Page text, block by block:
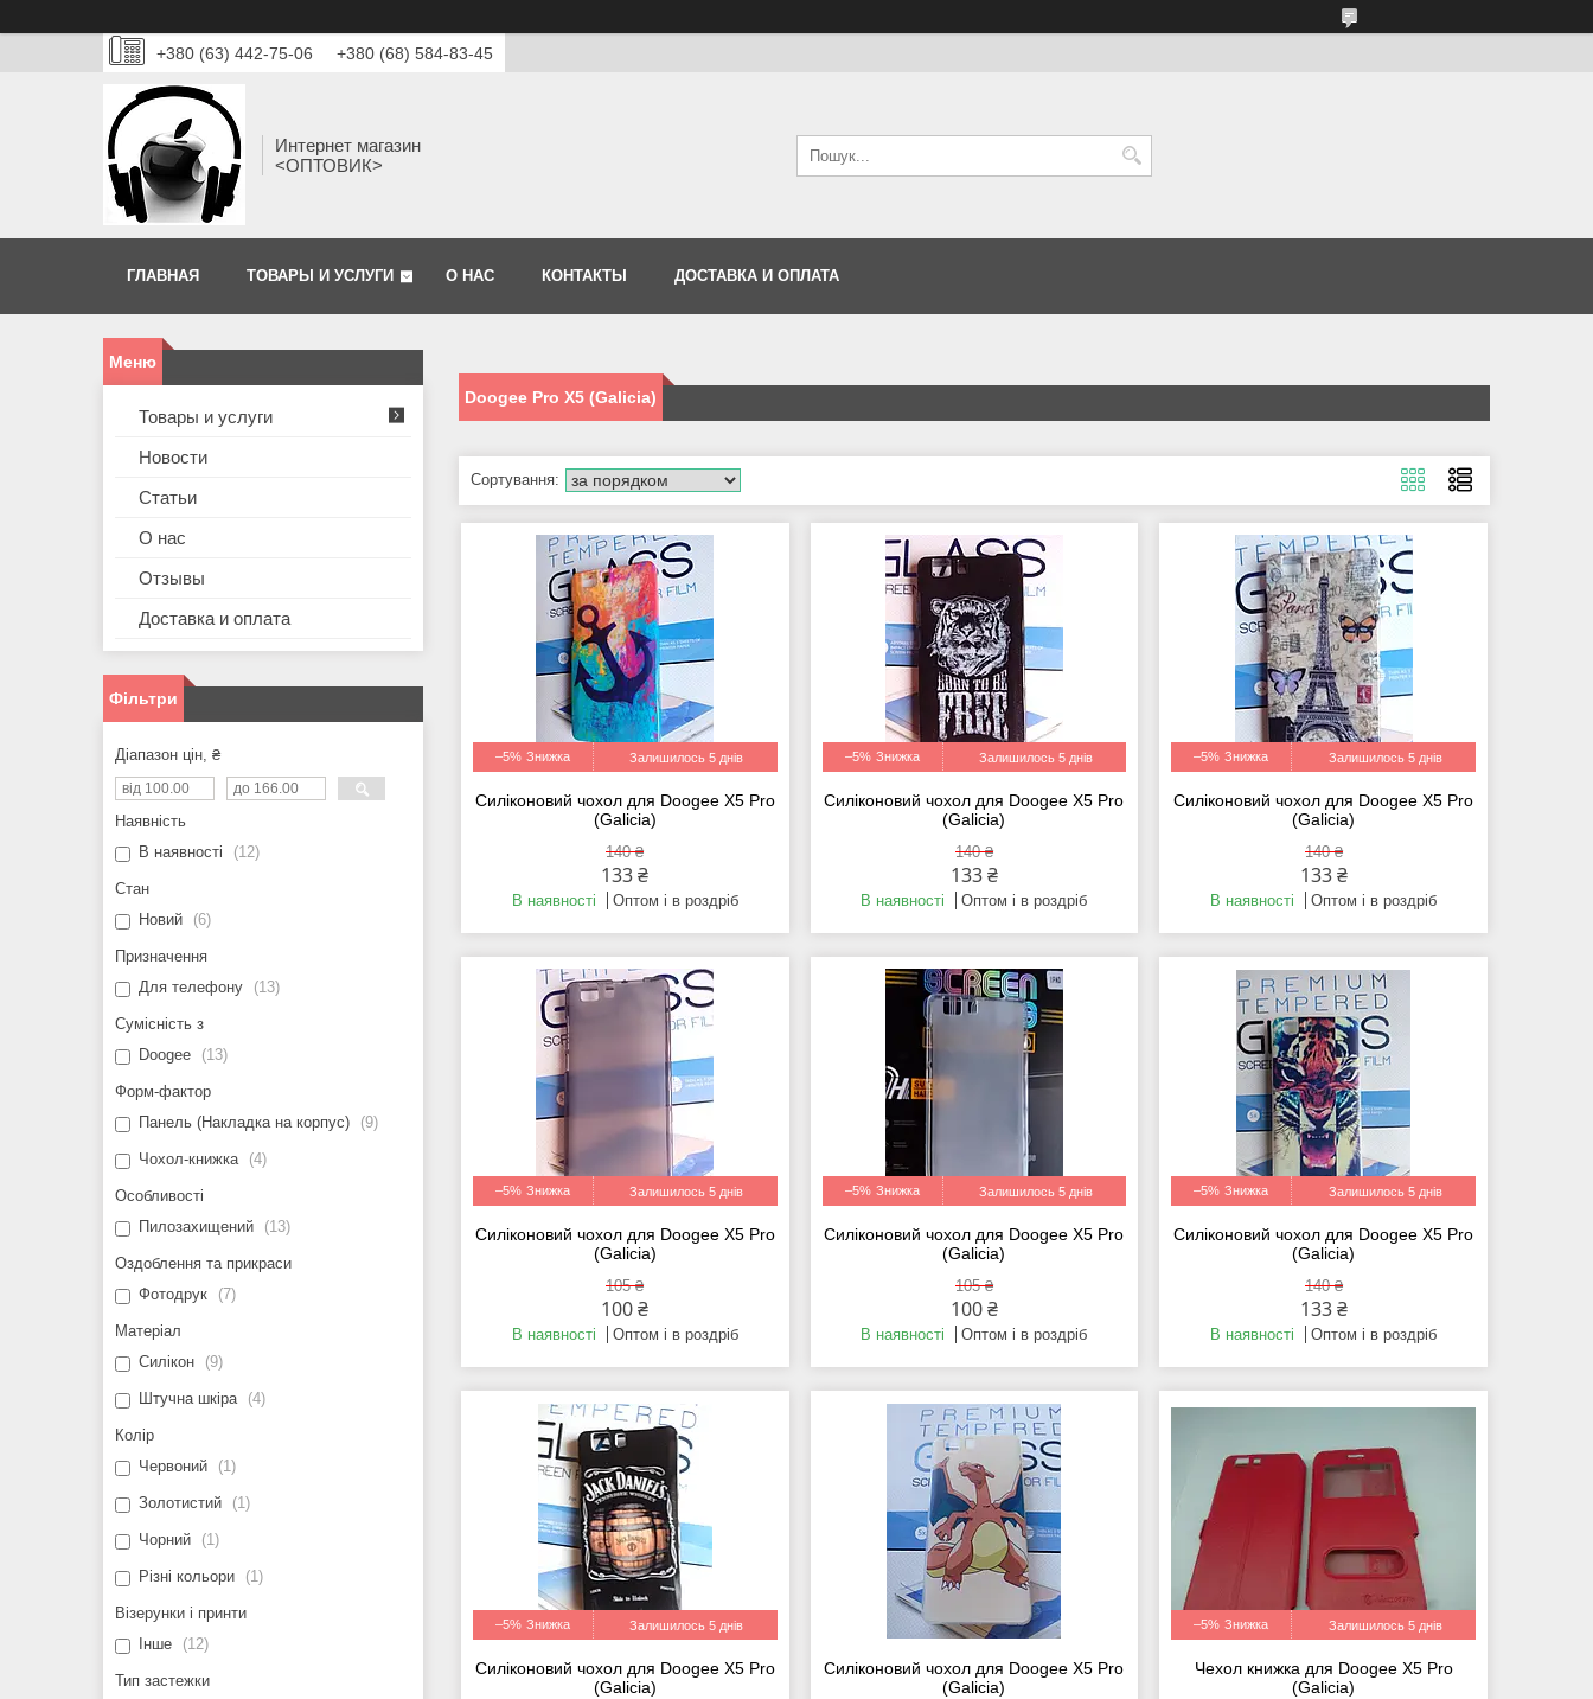
+380 (63) 442-75-06 +380 (68) 584-83-45
Интернет магазин
<ОПТОВИК>
ГЛАВНАЯ ТОВАРЫ И УСЛУГИ О НАС КОНТАКТЫ ДОСТАВКА И ОПЛАТА
Doogee Pro X5 (Galicia)
–5% Залишилось 5 днів
Силіконовий чохол для Doogee X5 Pro
(Galicia)
140 ₴
133 ₴
В наявності Оптом і в роздріб
–5% Залишилось 5 днів
Силіконовий чохол для Doogee X5 Pro
(Galicia)
140 ₴
133 ₴
В наявності Оптом і в роздріб
–5% Залишилось 5 днів
Силіконовий чохол для Doogee X5 Pro
(Galicia)
140 ₴
133 ₴
В наявності Оптом і в роздріб
–5% Залишилось 5 днів
Силіконовий чохол для Doogee X5 Pro
(Galicia)
105 ₴
100 ₴
В наявності Оптом і в роздріб
–5% Залишилось 5 днів
Силіконовий чохол для Doogee X5 Pro
(Galicia)
105 ₴
100 ₴
В наявності Оптом і в роздріб
–5% Залишилось 5 днів
Силіконовий чохол для Doogee X5 Pro
(Galicia)
140 ₴
133 ₴
В наявності Оптом і в роздріб
–5% Залишилось 5 днів
Силіконовий чохол для Doogee X5 Pro
(Galicia)
Силіконовий чохол для Doogee X5 Pro
(Galicia)
–5% Залишилось 5 днів
Чехол книжка для Doogee X5 Pro
(Galicia)
Товары и услуги
Новости
Статьи
О нас
Отзывы
Доставка и оплата
Фільтри
Діапазон цін, ₴
Наявність
В наявності
12
Стан
Новий
6
Призначення
Для телефону
13
Сумісність з
Doogee
13
Форм-фактор
Панель (Накладка на корпус)
9
Чохол-книжка 4
Особливості
Пилозахищений
13
Оздоблення та прикраси
Фотодрук
7
Матеріал
Силікон
9
Штучна шкіра 4
Колір
Червоний
1
Золотистий 1
Чорний 1
Різні кольори 1
Візерунки і принти
Інше
12
Тип застежки